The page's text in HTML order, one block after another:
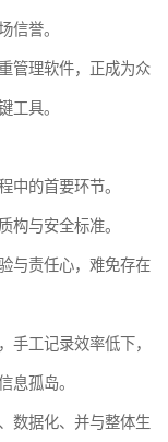
信誉。
管理软件，正成为众
工具。
中的首要环节。
构与安全标准。
与责任心，难免存在
手工记录效率低下，
息孤岛。
数据化、并与整体生